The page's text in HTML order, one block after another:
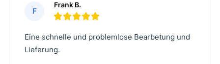
F
Frank B.
Eine schnelle und problemlose Bearbetung und
Lieferung.